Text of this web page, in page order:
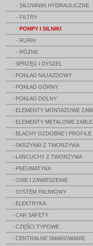
- SIŁOWNIKI HYDRAULICZNE
- FILTRY
- POMPY I SILNIKI
- RURKI
- RÓŻNE
- SPRZĘG I DYSZEL
- POKŁAD NAJAZDOWY
- POKŁAD GÓRNY
- POKŁAD DOLNY
- ELEMENTY MONTAŻOWE
- ELEMENTY METALOWE
- BLACHY OZDOBNE I PROFILE
- SKRZYNKI Z TWORZYWA
- ŁAŃCUCHY Z TWORZYWA
- PNEUMATYKA
- OSIE I ZAWIESZENIE
- SYSTEM PALIWOWY
- ELEKTRYKA
- CAR SAFETY
- CZĘŚCI TYPOWE
- CENTRALNE SMAROWANIE